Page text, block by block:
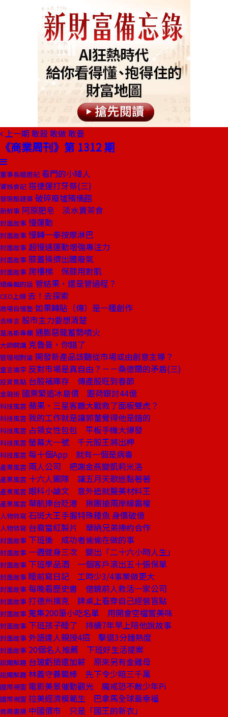
上一期 敢殺 敢做 敢要
《商業周刊》第 1312 期
董事長嬉遊記 看門的小矮人
饕姊食記 搭捷運打牙祭(三)
發現酷建築 破碎廢墟殯儀館
新鮮事 阿原肥皂 淡水賣茶食
封面故事 慢運動
封面故事 慢轉一拳按摩淋巴
封面故事 超慢速運動增強專注力
封面故事 膝蓋操擠出體廢氣
封面故事 爬樓梯 保膝用對肌
總編輯的話 管結果，還是管過程？
CEO上線 去！去探索
商場自慢塾 如果轉貼（傳）是一種創作
去梯言 股市主力要想清楚
葛洛斯專欄 通膨惡龍蓄勢噴火
大師開講 克魯曼，你錯了
管理相對論 開發新產品該聽從市場或由創意主導？
童言識李 反對市場是真自由？－－桑德爾的矛盾(三)
投資焦點 台股補庫存 傳產股旺到春節
金融街 國票緊追冰島債 跟荷銀討44億
科技風雲 蘋果、三星客廳大戰救了面板雙虎？
科技風雲 我的工作就是讓郭董覺得他是錯的
科技風雲 占領女性包包 平板手機大爆發
科技風雲 螢幕大一號 千元股王將出柙
科技風雲 每十個App 就有一個是病毒
產業風雲 兩人公司 把謝金燕變凱莉米洛
產業風雲 十六人團隊 讓五月天歌迷黏著著
產業風雲 眼科小論文 意外造就醫美材料王
產業風雲 華航捧台貶港 揪團搶兩岸線霸權
人物特寫 石斑大王手握特殊種魚 身價破億
人物特寫 台裔當紅製片 華納兄弟捧約合作
封面故事 下班後 成功者偷偷在做的事
封面故事 一週健身三次 變出「二十六小時人生」
封面故事 下班學品酒 一個客戶滾出五十張保單
封面故事 睡前寫日記 工時少3/4事業做更大
封面故事 每晚看歷史書 借鏡前人救活一家公司
封面故事 打德州撲克 牌桌上看穿自己經營盲點
封面故事 蒐集200筆小吃名單 用開會空檔嘗美味
封面故事 下班孩子睡了 持續7年早上陪他說故事
封面故事 外語達人親授4招 擊退3分鐘熱度
封面故事 20個名人推薦 下班好生活提案
說聞解趣 台玻虧損還加薪 原來另有金雞母
說聞解趣 林義守養職棒 先下令少賠三千萬
國際視窗 電影美景催動觀光 魔戒恐不敵少年Pi
國際視窗 拉美經濟模範生 巴拿馬全球最幸福
商周書摘 中國債市 只是「國王的新衣」